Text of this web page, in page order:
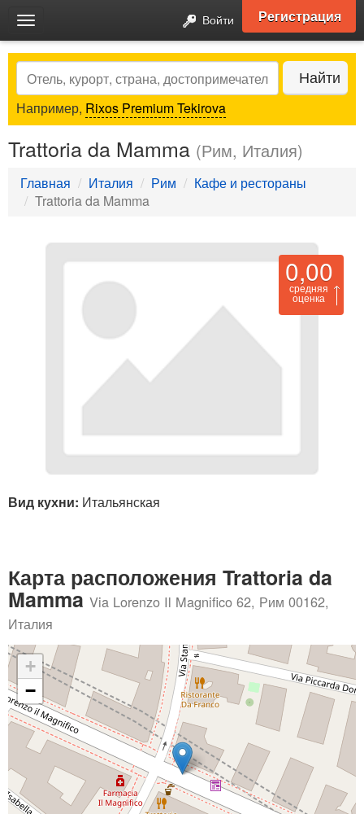
Toggle
navigation
Войти Регистрация
Search Найти
Например, Rixos Premium Tekirova
Trattoria da Mamma (Рим, Италия)
Главная Италия Рим
Кафе и рестораны
Trattoria da Mamma
0,00
средняя
оценка
Вид кухни: Итальянская
Карта расположения Trattoria da
Mamma Via Lorenzo Il Magnifico 62, Рим 00162,
Италия
+
−